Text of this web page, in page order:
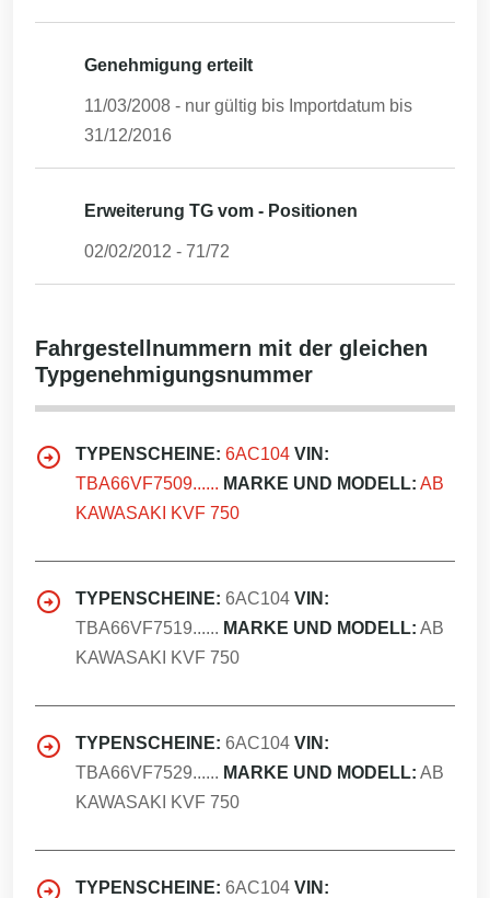
Genehmigung erteilt
11/03/2008 - nur gültig bis Importdatum bis
31/12/2016
Erweiterung TG vom - Positionen
02/02/2012 - 71/72
Fahrgestellnummern mit der gleichen
Typgenehmigungsnummer
TYPENSCHEINE: 6AC104 VIN:
TBA66VF7509...... MARKE UND MODELL: AB
KAWASAKI KVF 750
TYPENSCHEINE: 6AC104 VIN:
TBA66VF7519...... MARKE UND MODELL: AB
KAWASAKI KVF 750
TYPENSCHEINE: 6AC104 VIN:
TBA66VF7529...... MARKE UND MODELL: AB
KAWASAKI KVF 750
TYPENSCHEINE: 6AC104 VIN: